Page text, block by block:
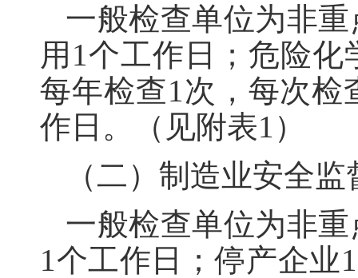
一般检查单位为非
用1个工作日；危险
每年检查1次，每次检
作日。（见附表1）
（二）制造业安全
一般检查单位为非
1个工作日；停产企业